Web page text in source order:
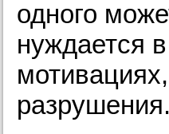
одного
нуждается
разрушения.